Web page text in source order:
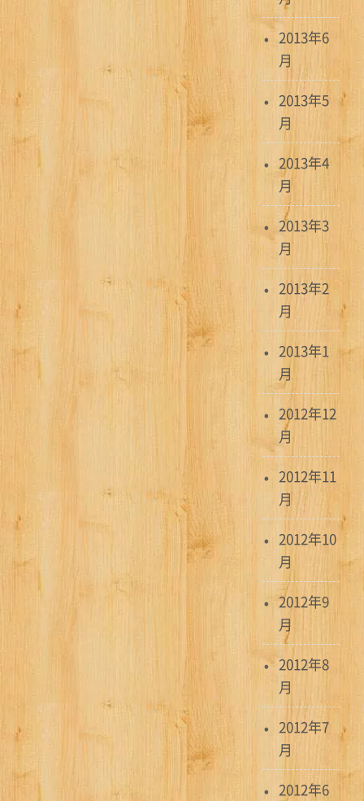
2013年6
月
2013年5
月
2013年4
月
2013年3
月
2013年2
月
2013年1
月
2012年12
月
2012年11
月
2012年10
月
2012年9
月
2012年8
月
2012年7
月
2012年6